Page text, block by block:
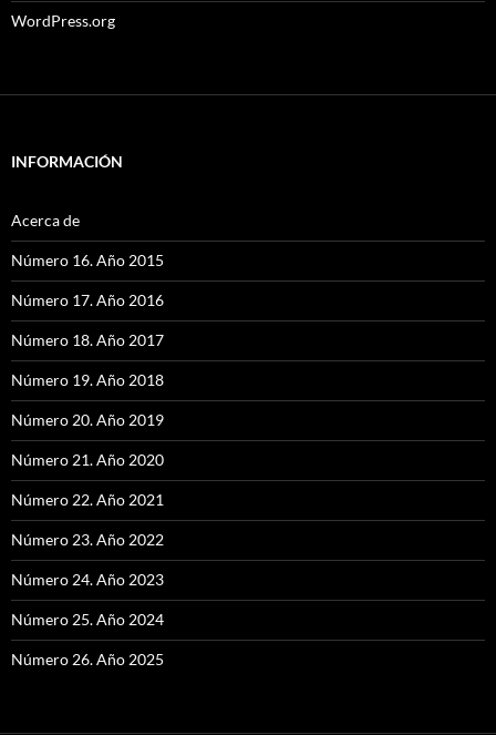
WordPress.org
INFORMACIÓN
Acerca de
Número 16. Año 2015
Número 17. Año 2016
Número 18. Año 2017
Número 19. Año 2018
Número 20. Año 2019
Número 21. Año 2020
Número 22. Año 2021
Número 23. Año 2022
Número 24. Año 2023
Número 25. Año 2024
Número 26. Año 2025